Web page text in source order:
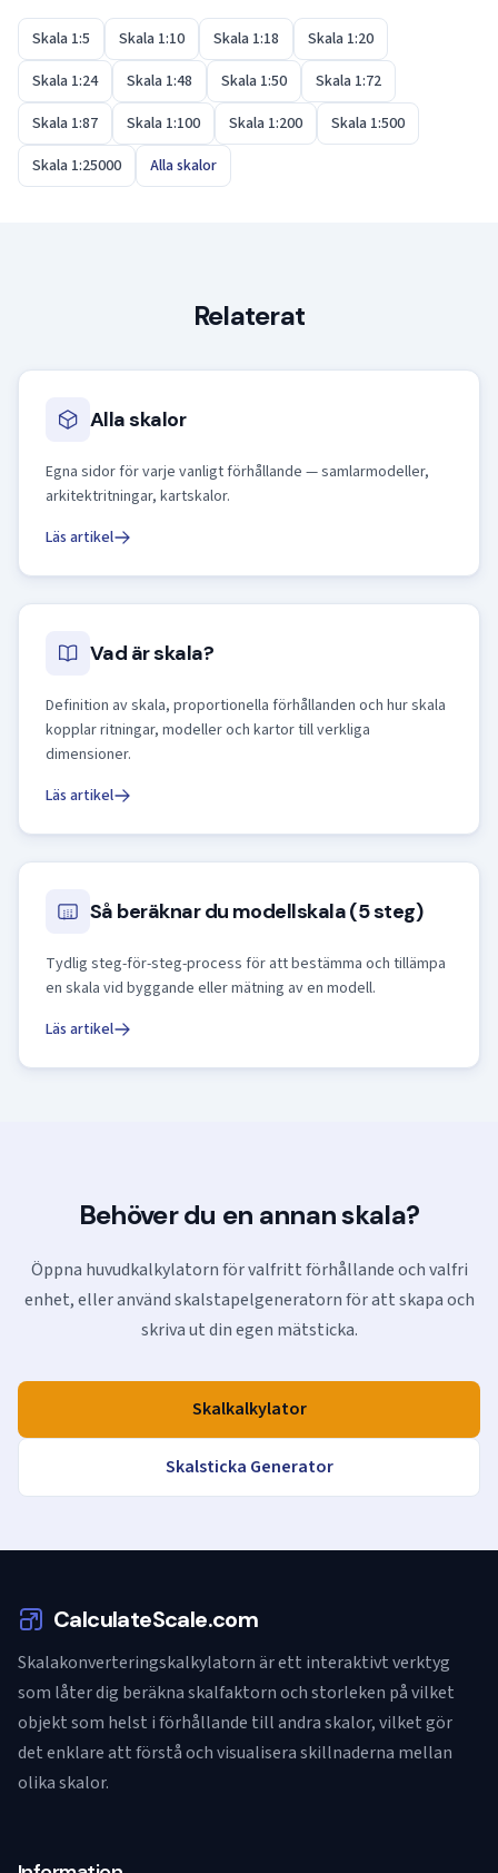
Skala 1:5 Skala 1:10 Skala 1:18
Skala 1:20
Skala 1:24
Skala 1:48 Skala 1:50
Skala 1:72
Skala 1:87
Skala 1:100 Skala 1:200
Skala 1:500
Skala 1:25000
Alla skalor
Relaterat
Alla skalor
Egna sidor för varje vanligt förhållande — samlarmodeller,
arkitektritningar, kartskalor.
Läs artikel
Vad är skala?
Definition av skala, proportionella förhållanden och hur skala
kopplar ritningar, modeller och kartor till verkliga
dimensioner.
Läs artikel
Så beräknar du modellskala (5 steg)
Tydlig steg-för-steg-process för att bestämma och tillämpa
en skala vid byggande eller mätning av en modell.
Läs artikel
Behöver du en annan skala?
Öppna huvudkalkylatorn för valfritt förhållande och valfri
enhet, eller använd skalstapelgeneratorn för att skapa och
skriva ut din egen mätsticka.
Skalkalkylator
Skalsticka Generator
CalculateScale.com
Skalakonverteringskalkylatorn är ett interaktivt verktyg
som låter dig beräkna skalfaktorn och storleken på vilket
objekt som helst i förhållande till andra skalor, vilket gör
det enklare att förstå och visualisera skillnaderna mellan
olika skalor.